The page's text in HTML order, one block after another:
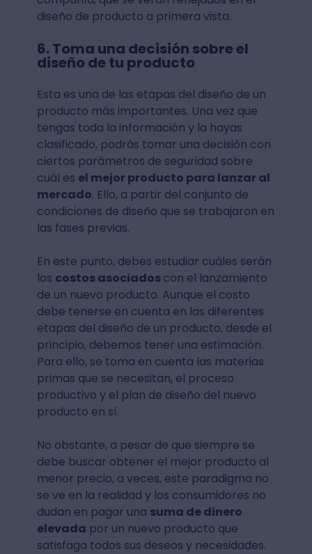
diseño de producto a primera vista.
6. Toma una decisión sobre el
diseño de tu producto
Esta es una de las etapas del diseño de un
producto más importantes. Una vez que
tengas toda la información y la hayas
clasificado, podrás tomar una decisión con
ciertos parámetros de seguridad sobre
cuál es el mejor producto para lanzar al
mercado. Ello, a partir del conjunto de
condiciones de diseño que se trabajaron en
las fases previas.
En este punto, debes estudiar cuáles serán
los costos asociadoscon el lanzamiento
de un nuevo producto. Aunque el costo
debe tenerse en cuenta en las diferentes
etapas del diseño de un producto, desde el
principio, debemos tener una estimación.
Para ello, se toma en cuenta las materias
primas que se necesitan, el proceso
productivo y el plan de diseño del nuevo
producto en sí.
No obstante, a pesar de que siempre se
debe buscar obtener el mejor producto al
menor precio, a veces, este paradigma no
se ve en la realidad y los consumidores no
dudan en pagar una suma de dinero
elevada por un nuevo producto que
satisfaga todos sus deseos y necesidades.